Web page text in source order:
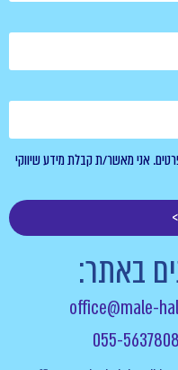
אני מאשר/ת קבלת מידע שיווקי
באתר: